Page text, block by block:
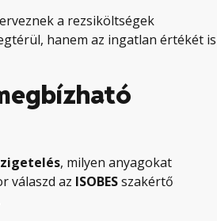
a rezsiköltségek
hanem az ingatlan értékét is
, milyen anyagokat
válaszd az ISOBESszakértő